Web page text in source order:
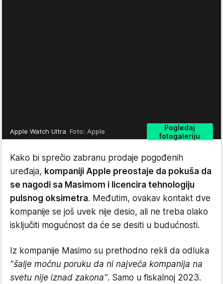
Pogledaj
fotogaleriju
Apple Watch Ultra Foto: Apple
Kako bi sprečio zabranu prodaje pogođenih
uređaja, kompaniji Apple preostaje da pokuša da
se nagodi sa Masimom i licencira tehnologiju
pulsnog oksimetra. Međutim, ovakav kontakt dve
kompanije se još uvek nije desio, ali ne treba olako
isključiti mogućnost da će se desiti u budućnosti.
Iz kompanije Masimo su prethodno rekli da odluka
"šalje moćnu poruku da ni najveća kompanija na
svetu nije iznad zakona". Samo u fiskalnoj 2023.